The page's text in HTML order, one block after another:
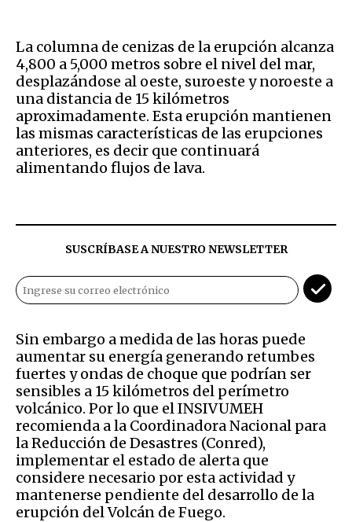
La columna de cenizas de la erupción alcanza
4,800 a 5,000 metros sobre el nivel del mar,
desplazándose al oeste, suroeste y noroeste a
una distancia de 15 kilómetros
aproximadamente. Esta erupción mantienen
las mismas características de las erupciones
anteriores, es decir que continuará
alimentando flujos de lava.
SUSCRÍBASE A NUESTRO NEWSLETTER
Sin embargo a medida de las horas puede
aumentar su energía generando retumbes
fuertes y ondas de choque que podrían ser
sensibles a 15 kilómetros del perímetro
volcánico. Por lo que el INSIVUMEH
recomienda a la Coordinadora Nacional para
la Reducción de Desastres (Conred),
implementar el estado de alerta que
considere necesario por esta actividad y
mantenerse pendiente del desarrollo de la
erupción del Volcán de Fuego.